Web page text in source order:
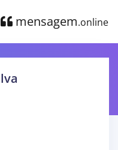
mensagem.online